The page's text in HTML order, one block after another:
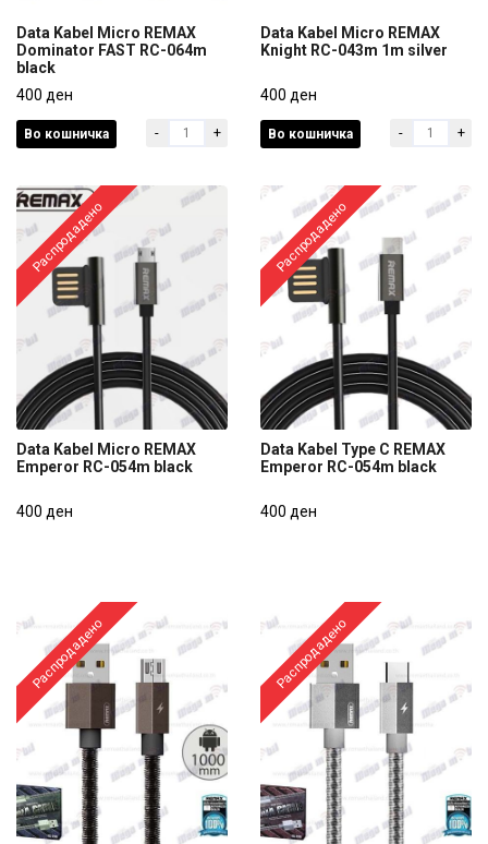
Data Kabel Micro REMAX
Dominator FAST RC-064m
400 ден
Data Kabel Micro REMAX
Dominator FAST RC-064m
black
400 ден
Во кошничка - +
Knight RC-043m 1m silver
400 ден
Data Kabel Micro REMAX
Knight RC-043m 1m silver
400 ден
Во кошничка - +
Распродадено
Emperor RC-054m black
Data Kabel Micro REMAX
Emperor RC-054m black
400 ден
Распродадено
Emperor RC-054m black
Data Kabel Type C REMAX
Emperor RC-054m black
400 ден
Распродадено Распродадено